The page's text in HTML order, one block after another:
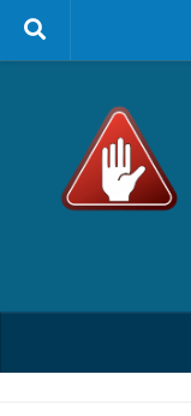
Zum Inhalt springen